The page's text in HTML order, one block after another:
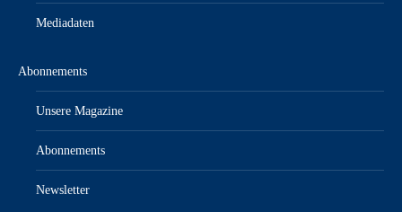
Mediadaten
Abonnements
Unsere Magazine
Abonnements
Newsletter